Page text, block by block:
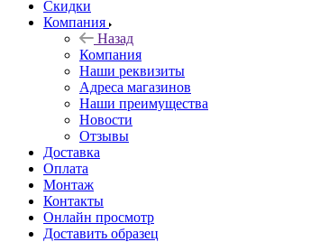
Скидки
Компания
Назад
Компания
Наши реквизиты
Адреса магазинов
Наши преимущества
Новости
Отзывы
Доставка
Оплата
Монтаж
Контакты
Онлайн просмотр
Доставить образец